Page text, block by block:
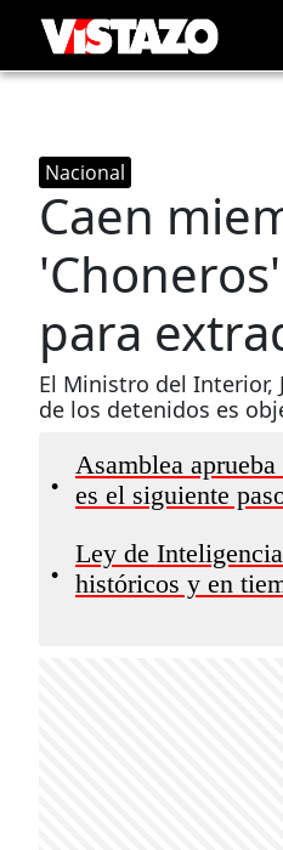
Nacional
Caen
para
El Ministro del Interior,
de los detenidos es
•
Asamblea
es el siguiente
•
Ley de
históricos y en